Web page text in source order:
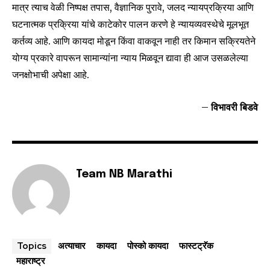
मात्र त्याच वेळी निष्पक्ष तपास, वैज्ञानिक पुरावे, जलद न्यायप्रक्रिया आणि
घटनात्मक प्रक्रिया यांचे काटेकोर पालन करणे हे न्यायव्यवस्थेचे मूलभूत
कर्तव्य आहे. आणि कायदा मोडून किंवा वाकवून नाही तर किमान सक्रियतेने
योग्य प्रकारे वापरून सामान्यांना न्याय मिळवून द्यावा ही आज उसळलेल्या
जनक्षोभाची अपेक्षा आहे.
–विभावरी बिडवे
Team NB Marathi
Topics अत्याचार कायदा पोस्को कायदा
फास्टट्रॅक
महाराष्ट्र